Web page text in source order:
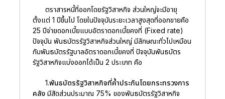
ตราสารหนี้ที่ออกโดยรัฐวิสาหกิจ ส่วนใหญ่จะมีอายุ
ตั้งแต่ 1 ปีขึ้นไป โดยในปัจจุบันระยะเวลาสูงสุดที่ออกขายคือ
25 ปีจ่ายดอกเบี้ยแบบอัตราดอกเบี้ยคงที่ (Fixed rate)
ปัจจุบัน พันธบัตรรัฐวิสาหกิจส่วนใหญ่ มีลักษณะทั่วไปเหมือน
กับพันธบัตรรัฐบาลอัตราดอกเบี้ยคงที่ ปัจจุบันพันธบัตร
รัฐวิสาหกิจแบ่งออกได้เป็น 2 ประเภท คือ
1.พันธบัตรรัฐวิสาหกิจที่ค้ำประกันโดยกระทรวงการ
คลัง มีสัดส่วนประมาณ 75% ของพันธบัตรรัฐวิสาหกิจ